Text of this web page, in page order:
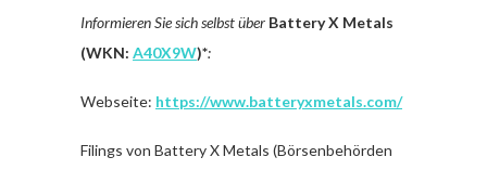
Informieren Sie sich selbst über Battery X Metals
(WKN: A40X9W)*:
Webseite: https://www.batteryxmetals.com/
Filings von Battery X Metals (Börsenbehörden